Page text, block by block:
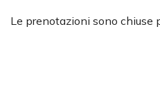
Le prenotazioni sono chiuse